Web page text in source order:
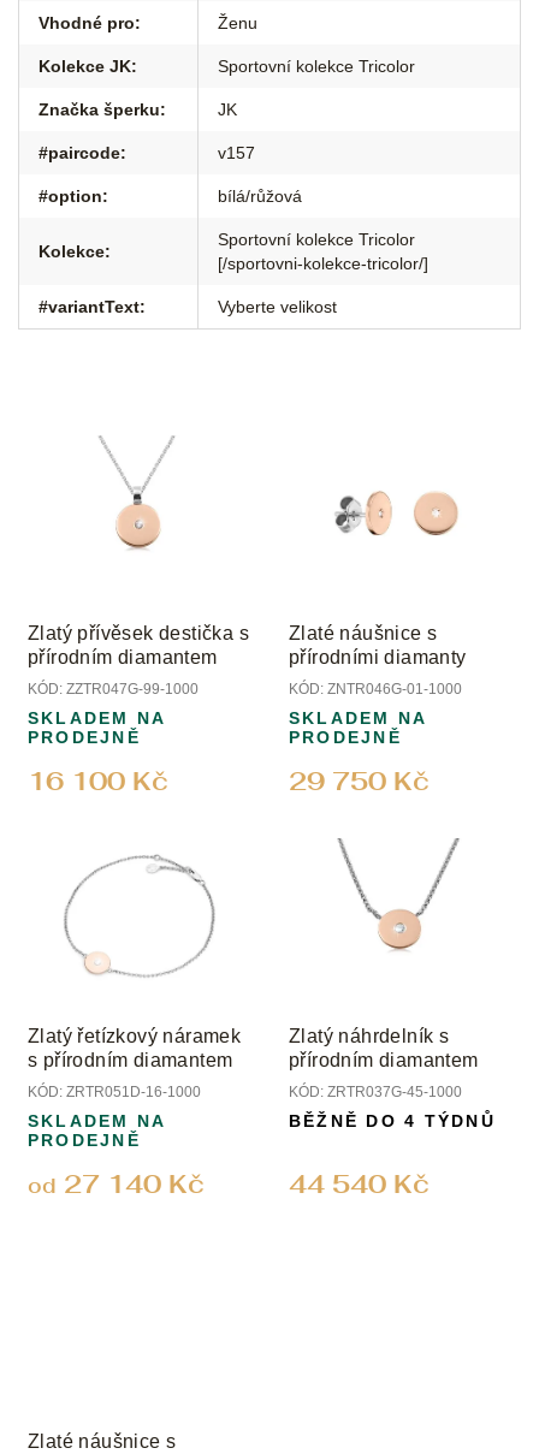
Vhodné pro: Ženu
Kolekce JK: Sportovní kolekce Tricolor
Značka šperku: JK
#paircode: v157
#option: bílá/růžová
Kolekce:
Sportovní kolekce Tricolor
[/sportovni-kolekce-tricolor/]
#variantText: Vyberte velikost
Zlatý přívěsek destička s
přírodním diamantem
KÓD: ZZTR047G-99-1000
16 100 Kč
SKLADEM NA
PRODEJNĚ
Zlaté náušnice s
přírodními diamanty
KÓD: ZNTR046G-01-1000
29 750 Kč
SKLADEM NA
PRODEJNĚ
Zlatý řetízkový náramek
s přírodním diamantem
KÓD: ZRTR051D-16-1000
od 27 140 Kč
SKLADEM NA
PRODEJNĚ
Zlatý náhrdelník s
přírodním diamantem
KÓD: ZRTR037G-45-1000
44 540 Kč
BĚŽNĚ DO 4 TÝDNŮ
Zlaté náušnice s